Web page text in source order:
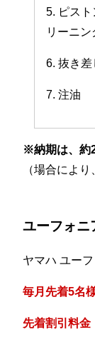
5. ピス
リーニン
6. 抜き差
7. 注油
※納期は、約
（場合によ
ユーフォニ
ヤマハ ユー
毎月先着5名
先着割引料金